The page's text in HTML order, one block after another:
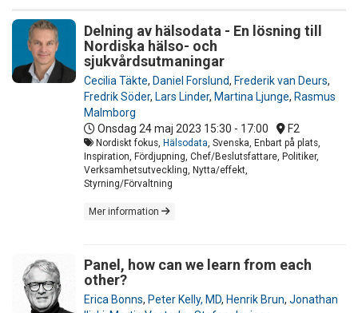
Delning av hälsodata - En lösning till
Nordiska hälso- och
sjukvårdsutmaningar
Cecilia Täkte, Daniel Forslund, Frederik van Deurs,
Fredrik Söder, Lars Linder, Martina Ljunge, Rasmus
Malmborg
Onsdag 24 maj 2023 15:30 - 17:00 F2
Nordiskt fokus, Hälsodata , Svenska, Enbart på plats,
Inspiration, Fördjupning, Chef/Beslutsfattare, Politiker,
Verksamhetsutveckling, Nytta/effekt,
Styrning/Förvaltning
Mer information
Panel, how can we learn from each
other?
Erica Bonns, Peter Kelly, MD, Henrik Brun, Jonathan